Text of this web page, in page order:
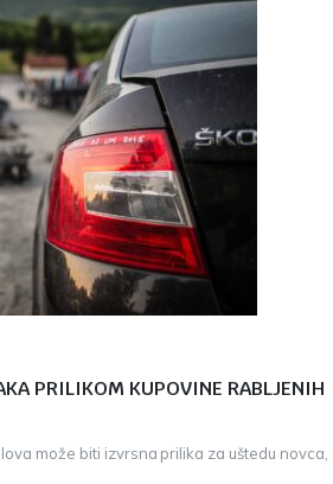
PRILIKOM KUPOVINE RABLJENIH
može biti izvrsna prilika za uštedu novca,